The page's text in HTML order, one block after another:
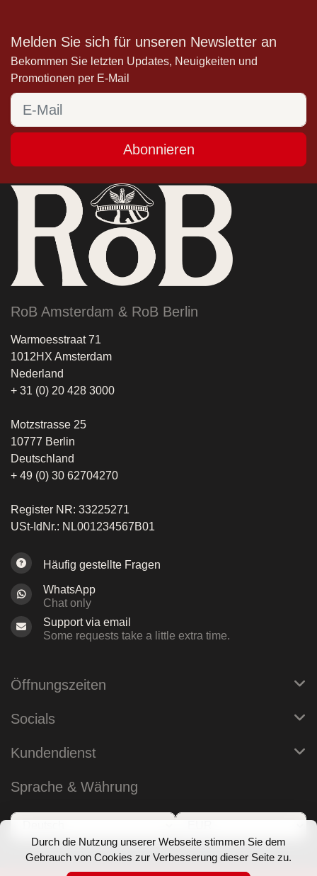
Durch die Nutzung unserer Webseite stimmen Sie dem
Gebrauch von Cookies zur Verbesserung dieser Seite zu.
Melden Sie sich für unseren Newsletter an
Bekommen Sie letzten Updates, Neuigkeiten und
Promotionen per E-Mail
Abonnieren
RoB Amsterdam & RoB Berlin
Warmoesstraat 71
1012HX Amsterdam
Nederland
+ 31 (0) 20 428 3000
Motzstrasse 25
10777 Berlin
Deutschland
+ 49 (0) 30 62704270
Register NR: 33225271
USt-IdNr.: NL001234567B01
Häufig gestellte Fragen
WhatsApp
Chat only
Support via email
Some requests take a little extra time.
Öffnungszeiten
Socials
Kundendienst
Sprache & Währung